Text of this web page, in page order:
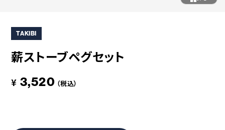
# LEATHER
ABOUT US
TAKIBI
薪ストーブペグセット
¥ 3,520 （税込）